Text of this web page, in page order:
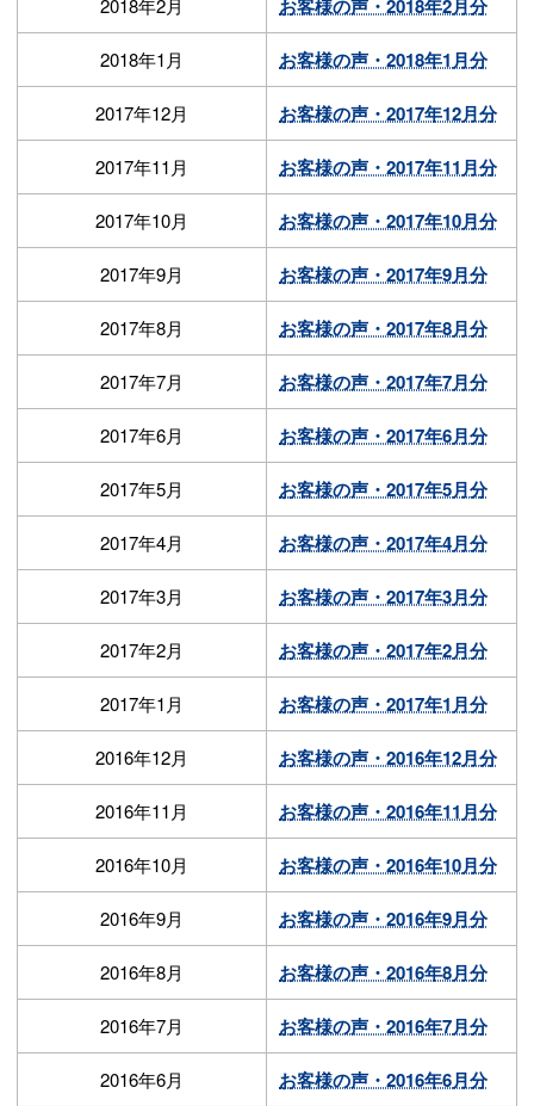
2018年2月 お客様の声・2018年2月分
2018年1月 お客様の声・2018年1月分
2017年12月 お客様の声・2017年12月分
2017年11月 お客様の声・2017年11月分
2017年10月 お客様の声・2017年10月分
2017年9月 お客様の声・2017年9月分
2017年8月 お客様の声・2017年8月分
2017年7月 お客様の声・2017年7月分
2017年6月 お客様の声・2017年6月分
2017年5月 お客様の声・2017年5月分
2017年4月 お客様の声・2017年4月分
2017年3月 お客様の声・2017年3月分
2017年2月 お客様の声・2017年2月分
2017年1月 お客様の声・2017年1月分
2016年12月 お客様の声・2016年12月分
2016年11月 お客様の声・2016年11月分
2016年10月 お客様の声・2016年10月分
2016年9月 お客様の声・2016年9月分
2016年8月 お客様の声・2016年8月分
2016年7月 お客様の声・2016年7月分
2016年6月 お客様の声・2016年6月分